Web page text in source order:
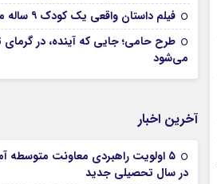
فیلم داستان واقعی یک کودک ۹ ساله معلول
طرح حامی؛ جایی که آینده، در گرمای
می‌شود
آخرین اخبار
۵ اولویت راهبردی معاونت
در سال تحصیلی جدید